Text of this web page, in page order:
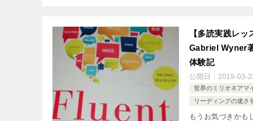
【多読実践レ
Gabriel Wyner
体験記
公開日： 2019-03-
世界のミリオネアマ
リーディングの速さ
もうお気づきかも